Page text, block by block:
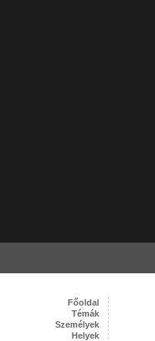
Főoldal
Témák
Személyek
Helyek